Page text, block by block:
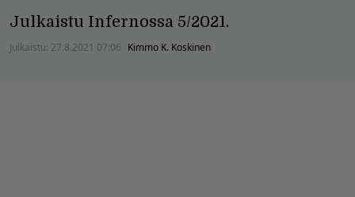
Julkaistu Infernossa 5/2021.
Julkaistu: 27.8.2021 07:06 Kimmo K. Koskinen